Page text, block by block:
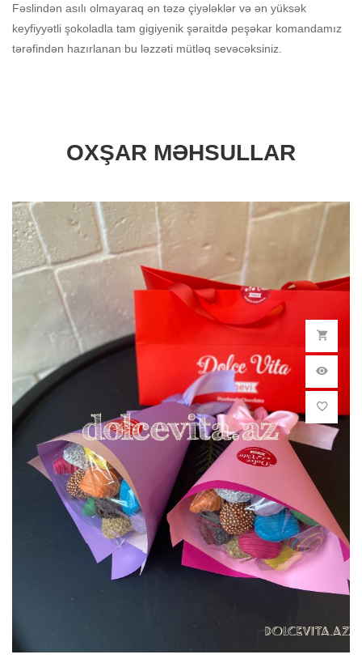
Fəslindən asılı olmayaraq ən təzə çiyələklər və ən yüksək
keyfiyyətli şokoladla tam gigiyenik şəraitdə peşəkar komandamız
tərəfindən hazırlanan bu ləzzəti mütləq sevəcəksiniz.
OXŞAR MƏHSULLAR